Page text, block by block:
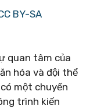
BY-SA
quan tâm của
hóa và đội thể
một chuyến
trình kiến